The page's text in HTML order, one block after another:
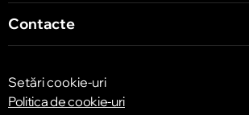
Contacte
Setări cookie-uri
Politica de cookie-uri